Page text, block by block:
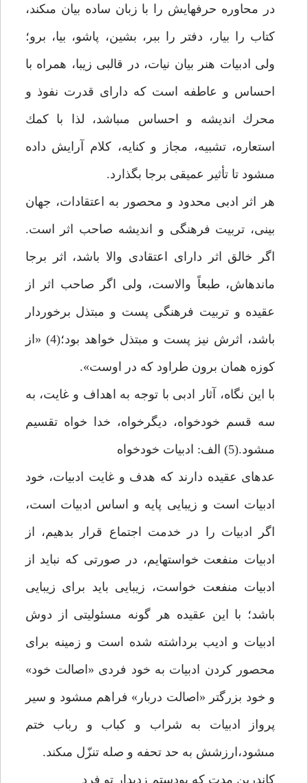
در محاوره حرفهايش را با زبان ساده بيان مى‏كند،
كتاب را بيار، دفتر را ببر، بشين، پاشو، بيا، برو؛
ولى ادبيات هنر بيان نيات، در قالبى زيبا، همراه با
احساس و عاطفه است كه داراى قدرت نفوذ و
محرك انديشه و احساس مى‏باشد، لذا با كمك
استعاره، تشبيه، مجاز و كنايه، كلام آرايش داده
مى‏شود تا تأثير عميقى برجا بگذارد.
هر اثر ادبى محدود و محصور به اعتقادات، جهان
بينى، تربيت فرهنگى و انديشه صاحب اثر است.
اگر خالق اثر داراى اعتقادى والا باشد، اثر برجا
مانده‏اش، طبعاً والاست، ولى اگر صاحب اثر از
عقيده و تربيت فرهنگى پست و مبتذل برخوردار
باشد، اثرش نيز پست و مبتذل خواهد بود؛(4) «از
كوزه همان برون طراود كه در اوست».
با اين نگاه، آثار ادبى با توجه به اهداف و غايت، به
سه قسم خودخواه، ديگرخواه، خدا خواه تقسيم
مى‏شود.(5) الف: ادبيات خودخواه‏
عده‏اى عقيده دارند كه هدف و غايت ادبيات، خود
ادبيات است و زيبايى پايه و اساس ادبيات است،
اگر ادبيات را در خدمت اجتماع قرار بدهيم، از
ادبيات منفعت خواسته‏ايم، در صورتى كه نبايد از
ادبيات منفعت خواست، زيبايى بايد براى زيبايى
باشد؛ با اين عقيده هر گونه مسئوليتى از دوش
ادبيات و اديب برداشته شده است و زمينه براى
محصور كردن ادبيات به خود فردى «اصالت خود»
و خود بزرگتر «اصالت دربار» فراهم مى‏شود و سير
پرواز ادبيات به شراب و كباب و رباب ختم
مى‏شود،ارزشش به حد تحفه و صله تنزّل مى‏كند.
كاندرين مدت كه بودستم زديدار تو فرد